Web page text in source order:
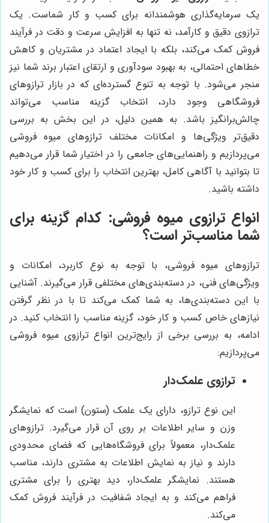
یک سرمایه‌گذاری هوشمندانه برای کسب و کار شماست. یک
ترازوی دقیق و کارآمد، نه تنها به افزایش سرعت و دقت در فرآیند
فروش کمک می‌کند، بلکه با ایجاد اعتماد در مشتریان و کاهش
خطاهای احتمالی، به بهبود سودآوری و ارتقای اعتبار برند شما نیز
منجر می‌شود. با توجه به تنوع گسترده‌ای که در بازار ترازوهای
فروشگاهی وجود دارد، انتخاب گزینه مناسب می‌تواند
چالش‌برانگیز باشد. به همین دلیل، در این بخش به بررسی
دقیق‌تر ویژگی‌ها و امکانات مختلف ترازوهای میوه فروشی
می‌پردازیم و راهنمایی‌های جامعی را در اختیار شما قرار می‌دهیم
تا بتوانید با آگاهی کامل، بهترین انتخاب را برای کسب و کار خود
داشته باشید.
انواع ترازوی میوه فروشی: کدام گزینه برای
شما مناسب‌تر است؟
ترازوهای میوه فروشی، با توجه به نوع کاربرد، امکانات و
ویژگی‌های فنی، در دسته‌بندی‌های مختلفی قرار می‌گیرند. آشنایی
با این دسته‌بندی‌ها، به شما کمک می‌کند تا با در نظر گرفتن
نیازهای خاص کسب و کار خود، گزینه مناسب را انتخاب کنید. در
ادامه، به بررسی برخی از رایج‌ترین انواع ترازوی میوه فروشی
می‌پردازیم:
ترازوی علمک‌دار
این نوع ترازو، دارای یک علمک (ستون) است که نمایشگر
وزن و سایر اطلاعات بر روی آن قرار می‌گیرد. ترازوهای
علمک‌دار، معمولاً برای فروشگاه‌هایی که فضای محدودی
دارند و نیاز به نمایش اطلاعات به مشتری دارند، مناسب
هستند. نمایشگر علمک‌دار، دید بهتری را برای مشتری
فراهم می‌کند و به ایجاد شفافیت در فرآیند فروش کمک
می‌کند.